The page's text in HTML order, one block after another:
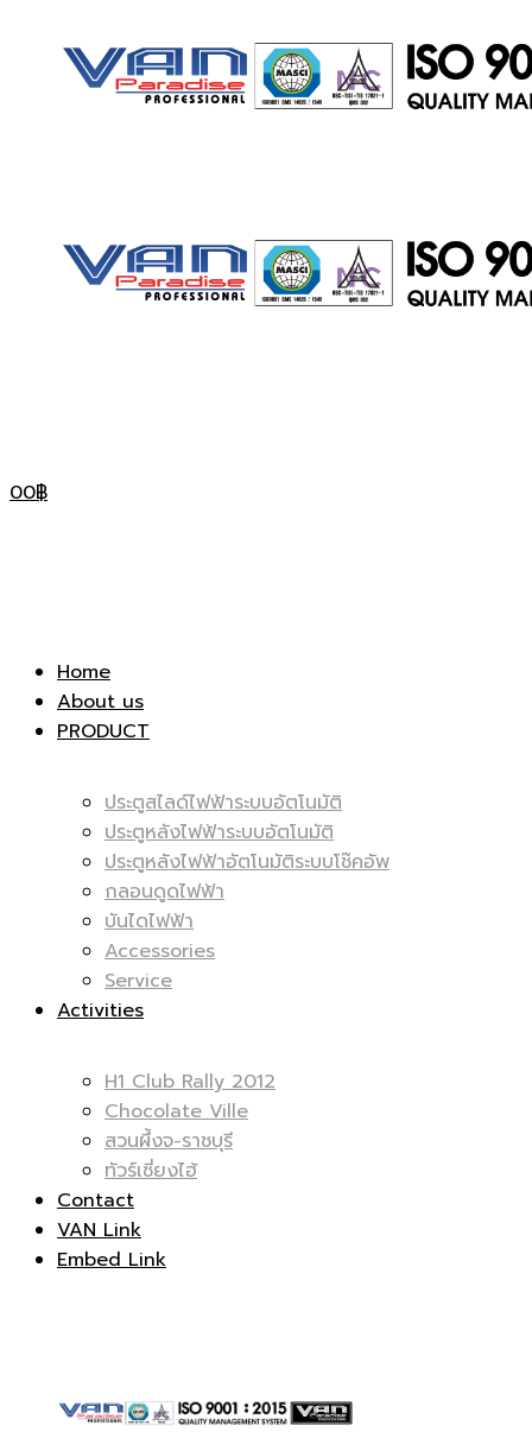
ประตู
สไลด์
ไฟฟ้า
|
00฿
Home
About us
PRODUCT
ประตูสไลด์ไฟฟ้าระบบอัตโนมัติ
ประตูหลังไฟฟ้าระบบอัตโนมัติ
ประตูหลังไฟฟ้าอัตโนมัติระบบโช๊คอัพ
กลอนดูดไฟฟ้า
บันไดไฟฟ้า
Accessories
Service
Activities
H1 Club Rally 2012
Chocolate Ville
สวนผึ้งจ-ราชบุรี
ทัวร์เซี่ยงไฮ้
Contact
VAN Link
Embed Link